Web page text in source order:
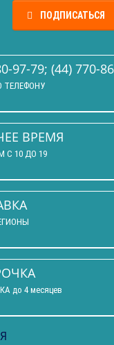
ПОДПИСАТЬСЯ
97-79; (44) 770-
ТЕЛЕФОНУ
ВРЕМЯ
С 10 ДО 19
до 4 месяцев